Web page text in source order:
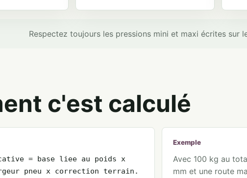
Respectez toujours les pressions mini et maxi écrites sur
c'est calculé
= base liee au poids x
pneu x correction terrain.
Exemple
Avec 100 kg au
mm et une route